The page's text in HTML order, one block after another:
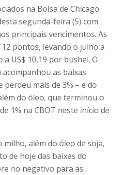
na Bolsa de Chicago
segunda-feira (5) com
principais vencimentos. As
pontos, levando o julho a
a US$ 10,19 por bushel. O
as baixas
mais de 3% – e do
do óleo, que terminou o
1% na CBOT neste início de
milho, além do óleo de soja,
de hoje das baixas do
no negativo para as